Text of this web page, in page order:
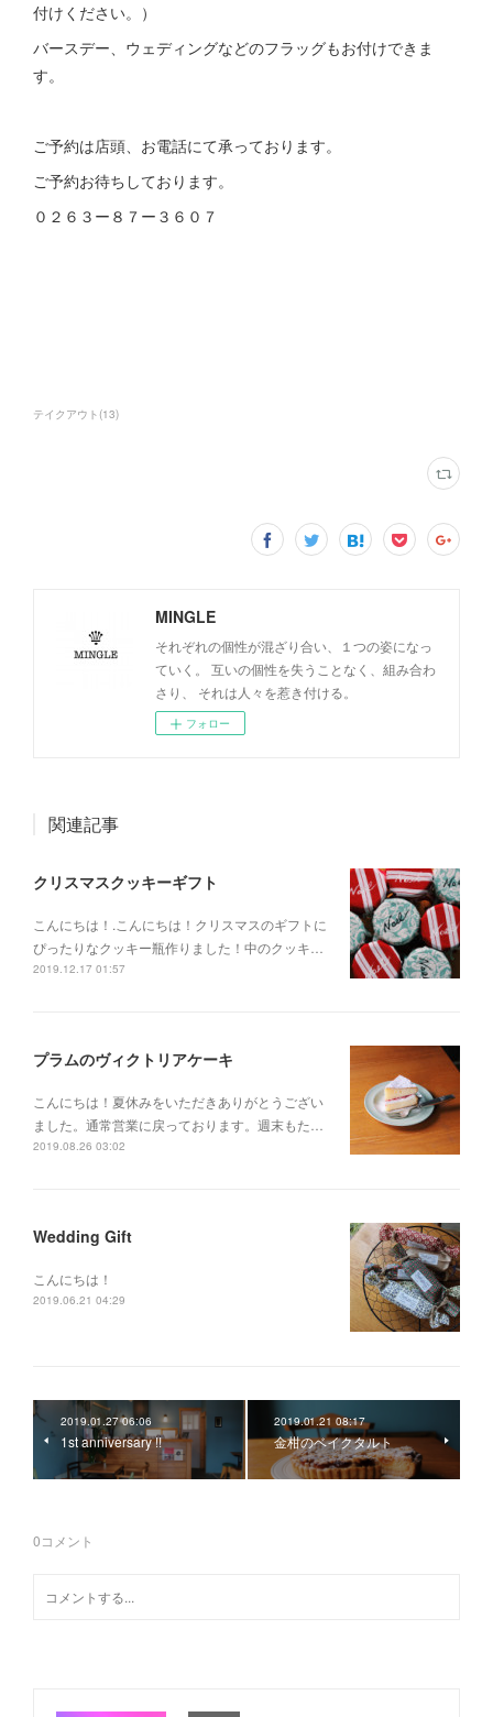
付けください。）
バースデー、ウェディングなどのフラッグもお付けできま
す。
ご予約は店頭、お電話にて承っております。
ご予約お待ちしております。
０２６３ー８７ー３６０７
テイクアウト (13)
MINGLE
それぞれの個性が混ざり合い、１つの姿になっ
ていく。 互いの個性を失うことなく、組み合わ
さり、 それは人々を惹き付ける。
フォロー
関連記事
クリスマスクッキーギフト
こんにちは！.こんにちは！クリスマスのギフトに
ぴったりなクッキー瓶作りました！中のクッキ…
2019.12.17 01:57
プラムのヴィクトリアケーキ
こんにちは！夏休みをいただきありがとうござい
ました。通常営業に戻っております。週末もた…
2019.08.26 03:02
Wedding Gift
こんにちは！
2019.06.21 04:29
2019.01.27 06:06
1st anniversary !!
2019.01.21 08:17
金柑のベイクタルト
0コメント